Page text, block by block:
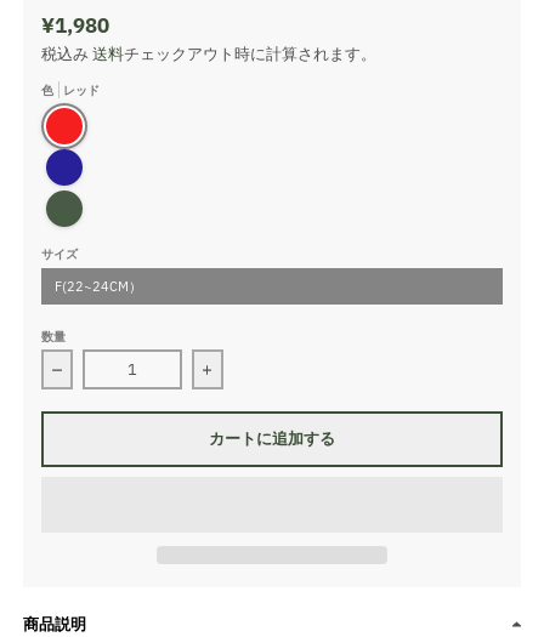
¥1,980
税込み送料チェックアウト時に計算されます。
色
レッド
レッド
ネイビーブルー
カーキ
サイズ
F(22~24CM）
数量
PlaX™ラインソックス の数量を減らす
PlaX™ラインソックス の数量を増やす
カートに追加する
商品説明